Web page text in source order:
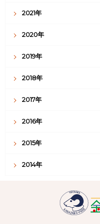
2021年
2020年
2019年
2018年
2017年
2016年
2015年
2014年